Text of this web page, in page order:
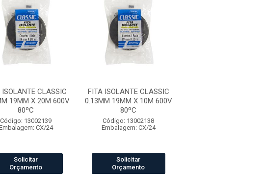
ISOLANTE CLASSIC
19MM X 20M 600V
80ºC
Código: 13002139
CX/24
Solicitar
Orçamento
FITA ISOLANTE CLASSIC
0.13MM 19MM X 10M 600V
80ºC
Código: 13002138
Embalagem: CX/24
Solicitar
Orçamento